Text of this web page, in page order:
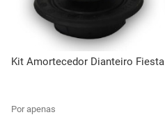
Kit Amortecedor Dianteiro Fiesta
Por apenas